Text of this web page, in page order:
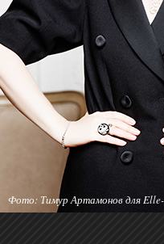
Фото: Тимур Артамонов для Elle-